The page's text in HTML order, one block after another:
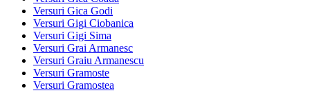
Versuri Gica Godi
Versuri Gigi Ciobanica
Versuri Gigi Sima
Versuri Grai Armanesc
Versuri Graiu Armanescu
Versuri Gramoste
Versuri Gramostea